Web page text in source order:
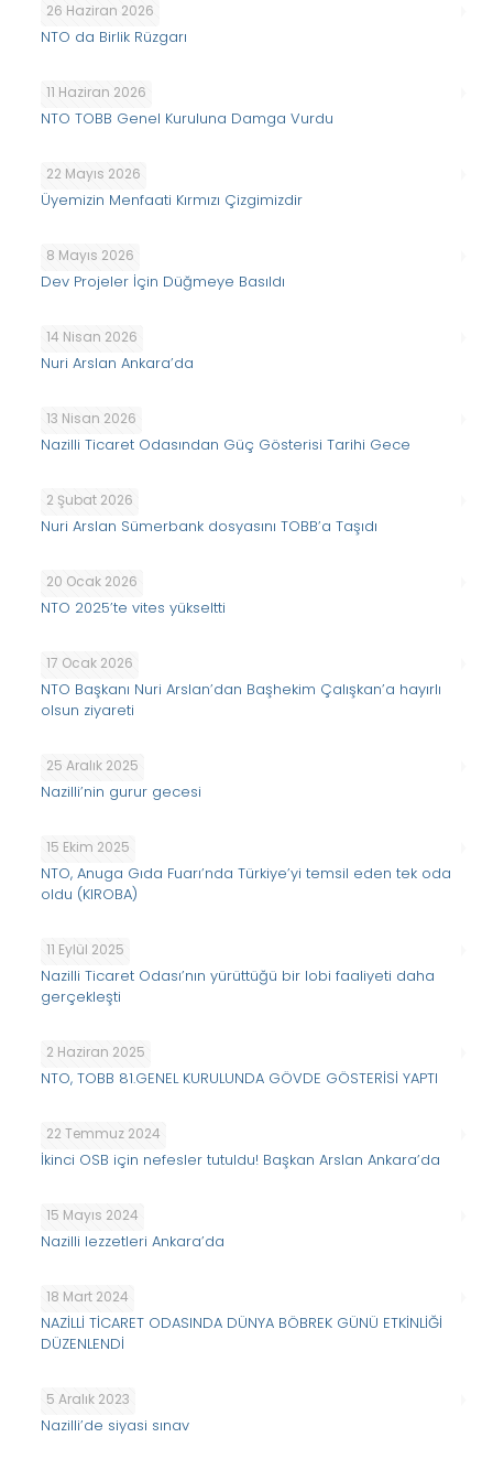
26 Haziran 2026
NTO da Birlik Rüzgarı
11 Haziran 2026
NTO TOBB Genel Kuruluna Damga Vurdu
22 Mayıs 2026
Üyemizin Menfaati Kırmızı Çizgimizdir
8 Mayıs 2026
Dev Projeler İçin Düğmeye Basıldı
14 Nisan 2026
Nuri Arslan Ankara’da
13 Nisan 2026
Nazilli Ticaret Odasından Güç Gösterisi Tarihi Gece
2 Şubat 2026
Nuri Arslan Sümerbank dosyasını TOBB’a Taşıdı
20 Ocak 2026
NTO 2025’te vites yükseltti
17 Ocak 2026
NTO Başkanı Nuri Arslan’dan Başhekim Çalışkan’a hayırlı
olsun ziyareti
25 Aralık 2025
Nazilli’nin gurur gecesi
15 Ekim 2025
NTO, Anuga Gıda Fuarı’nda Türkiye’yi temsil eden tek oda
oldu (KIROBA)
11 Eylül 2025
Nazilli Ticaret Odası’nın yürüttüğü bir lobi faaliyeti daha
gerçekleşti
2 Haziran 2025
NTO, TOBB 81.GENEL KURULUNDA GÖVDE GÖSTERİSİ YAPTI
22 Temmuz 2024
İkinci OSB için nefesler tutuldu! Başkan Arslan Ankara’da
15 Mayıs 2024
Nazilli lezzetleri Ankara’da
18 Mart 2024
NAZİLLİ TİCARET ODASINDA DÜNYA BÖBREK GÜNÜ ETKİNLİĞİ
DÜZENLENDİ
5 Aralık 2023
Nazilli’de siyasi sınav